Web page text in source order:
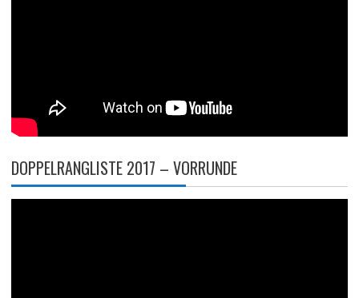
DOPPELRANGLISTE 2017 – VORRUNDE